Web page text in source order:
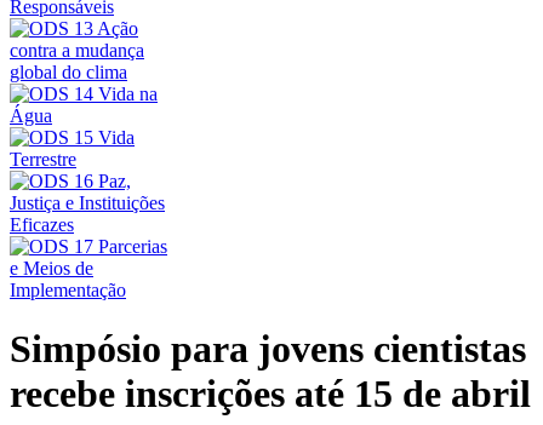
Simpósio para jovens cientistas
recebe inscrições até 15 de abril